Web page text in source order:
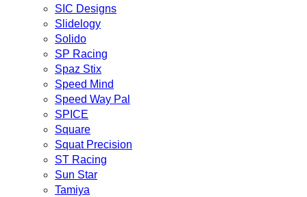
SIC Designs
Slidelogy
Solido
SP Racing
Spaz Stix
Speed Mind
Speed Way Pal
SPICE
Square
Squat Precision
ST Racing
Sun Star
Tamiya